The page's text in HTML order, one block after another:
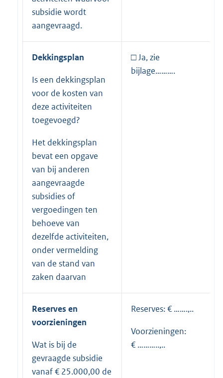
subsidie wordt
aangevraagd.
Dekkingsplan
Is een dekkingsplan
voor de kosten van
deze activiteiten
toegevoegd?
Het dekkingsplan
bevat een opgave
van bij anderen
aangevraagde
subsidies of
vergoedingen ten
behoeve van
dezelfde activiteiten,
onder vermelding
van de stand van
zaken daarvan
□ Ja, zie
bijlage……….
Reserves en
voorzieningen
Wat is bij de
gevraagde subsidie
vanaf € 25.000,00 de
Reserves: € …….,..
Voorzieningen:
€ ………..,..